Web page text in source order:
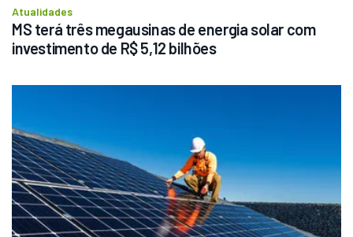
Atualidades
MS terá três megausinas de energia solar com
investimento de R$ 5,12 bilhões